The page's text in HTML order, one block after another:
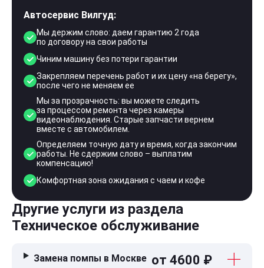
Автосервис Вилгуд:
Мы держим слово: даем гарантию 2 года
по договору на свои работы
Чиним машину без потери гарантии
Закрепляем перечень работ и их цену «на берегу»,
после чего не меняем ее
Мы за прозрачность: вы можете следить
за процессом ремонта через камеры
видеонаблюдения. Старые запчасти вернем
вместе с автомобилем.
Определяем точную дату и время, когда закончим
работы. Не сдержим слово – выплатим
компенсацию!
Комфортная зона ожидания с чаем и кофе
Другие услуги из раздела
Техническое обслуживание
Замена помпы в Москве от 4600 ₽